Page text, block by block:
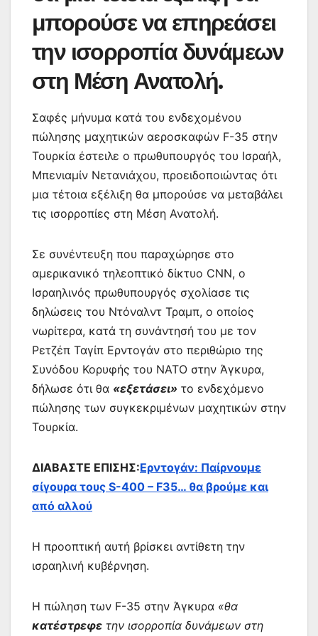
μπορούσε να επηρεάσει
την ισορροπία δυνάμεων
στη Μέση Ανατολή.
Σαφές μήνυμα κατά του ενδεχομένου
πώλησης μαχητικών αεροσκαφών F-35 στην
Τουρκία έστειλε ο πρωθυπουργός του Ισραήλ,
Μπενιαμίν Νετανιάχου, προειδοποιώντας ότι
μια τέτοια εξέλιξη θα μπορούσε να μεταβάλει
τις ισορροπίες στη Μέση Ανατολή.
Σε συνέντευξη που παραχώρησε στο
αμερικανικό τηλεοπτικό δίκτυο CNN, ο
Ισραηλινός πρωθυπουργός σχολίασε τις
δηλώσεις του Ντόναλντ Τραμπ, ο οποίος
νωρίτερα, κατά τη συνάντησή του με τον
Ρετζέπ Ταγίπ Ερντογάν στο περιθώριο της
Συνόδου Κορυφής του ΝΑΤΟ στην Άγκυρα,
δήλωσε ότι θα «εξετάσει» το ενδεχόμενο
πώλησης των συγκεκριμένων μαχητικών στην
Τουρκία.
ΔΙΑΒΑΣΤΕ ΕΠΙΣΗΣ:Ερντογάν: Παίρνουμε
σίγουρα τους S-400 – F35… θα βρούμε και
από αλλού
Η προοπτική αυτή βρίσκει αντίθετη την
ισραηλινή κυβέρνηση.
Η πώληση των F-35 στην Άγκυρα «θα
κατέστρεφε την ισορροπία δυνάμεων στη